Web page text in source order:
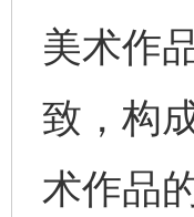
美术作
致，构
术作品